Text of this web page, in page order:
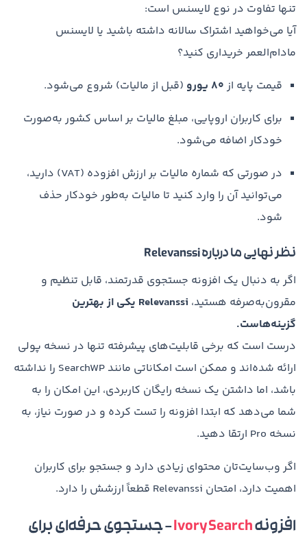
تنها تفاوت در نوع لایسنس است:
آیا می‌خواهید اشتراک سالانه داشته باشید یا لایسنس
مادام‌العمر خریداری کنید؟
قیمت پایه از ۸۰ یورو
(قبل از مالیات) شروع می‌شود.
برای کاربران اروپایی، مبلغ مالیات بر اساس کشور به‌صورت
خودکار اضافه می‌شود.
در صورتی که شماره مالیات بر ارزش افزوده (VAT) دارید،
می‌توانید آن را وارد کنید تا مالیات به‌طور خودکار حذف
شود.
نظر نهایی ما درباره Relevanssi
اگر به دنبال یک افزونه جستجوی قدرتمند، قابل تنظیم و
مقرون‌به‌صرفه هستید،
Relevanssi یکی از بهترین
گزینه‌هاست.
درست است که برخی قابلیت‌های پیشرفته تنها در نسخه پولی
ارائه شده‌اند و ممکن است امکاناتی مانند SearchWP را نداشته
باشد، اما داشتن یک نسخه رایگان کاربردی، این امکان را به
شما می‌دهد که ابتدا افزونه را تست کرده و در صورت نیاز، به
نسخه Pro ارتقا دهید.
اگر وب‌سایت‌تان محتوای زیادی دارد و جستجو برای کاربران
اهمیت دارد، امتحان Relevanssi قطعاً ارزشش را دارد.
افزونهIvory Search– جستجوی حرفه‌ای برای